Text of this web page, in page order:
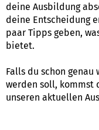
deine Ausbildung
deine Entscheidung
paar Tipps geben,
bietet.
Falls du schon
werden soll, kommst
unseren aktuellen